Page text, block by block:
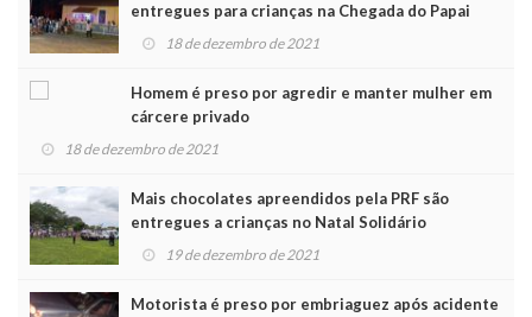
entregues para crianças na Chegada do Papai
Noel 18 de dezembro de 2021
Homem é preso por agredir e manter mulher em
cárcere privado
18 de dezembro de 2021
Mais chocolates apreendidos pela PRF são
entregues a crianças no Natal Solidário
19 de dezembro de 2021
Motorista é preso por embriaguez após acidente